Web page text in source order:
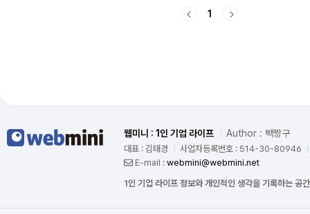
린다는 사실을 경험으로 통해 알게되었었습니다. 벌써 10년이 넘었지만,
1
웹미니 : 1인 기업 라이프 Author : 빽짱구
대표 : 김태경
사업자등록번호 : 514-30-80946
E-mail :webmini@webmini.net
1인 기업 라이프 정보와 개인적인 생각을 기록하는 공